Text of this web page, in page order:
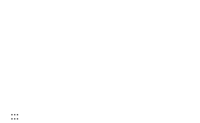
:::